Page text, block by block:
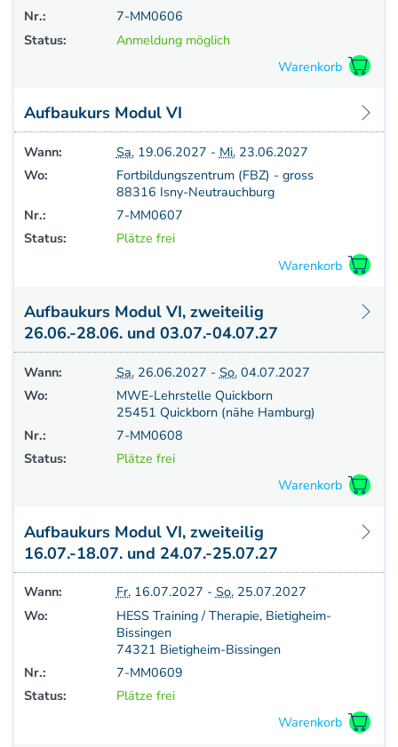
Nr.:
7-MM0606
Status:
Anmeldung möglich
Aufbaukurs Modul VI
Wann: Sa.19.06.2027 - Mi.23.06.2027
Wo:
Fortbildungszentrum (FBZ) - gross
88316 Isny-Neutrauchburg
Nr.:
7-MM0607
Status:
Plätze frei
Aufbaukurs Modul VI, zweiteilig
26.06.-28.06. und 03.07.-04.07.27
Wann: Sa.26.06.2027 - So.04.07.2027
Wo:
MWE-Lehrstelle Quickborn
25451 Quickborn (nähe Hamburg)
Nr.:
7-MM0608
Status:
Plätze frei
Aufbaukurs Modul VI, zweiteilig
16.07.-18.07. und 24.07.-25.07.27
Wann: Fr.16.07.2027 - So.25.07.2027
Wo:
HESS Training / Therapie, Bietigheim-
Bissingen
74321 Bietigheim-Bissingen
Nr.:
7-MM0609
Status:
Plätze frei